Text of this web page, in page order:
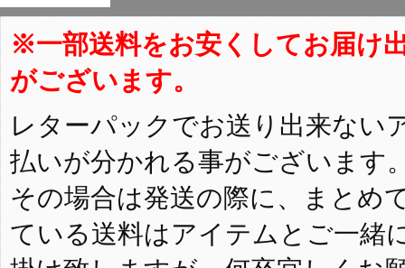
※一部送料をお安くしてお届け
がございます。
レターパックでお送り出来ない
払いが分かれる事がございます
その場合は発送の際に、まとめ
ている送料はアイテムとご一緒